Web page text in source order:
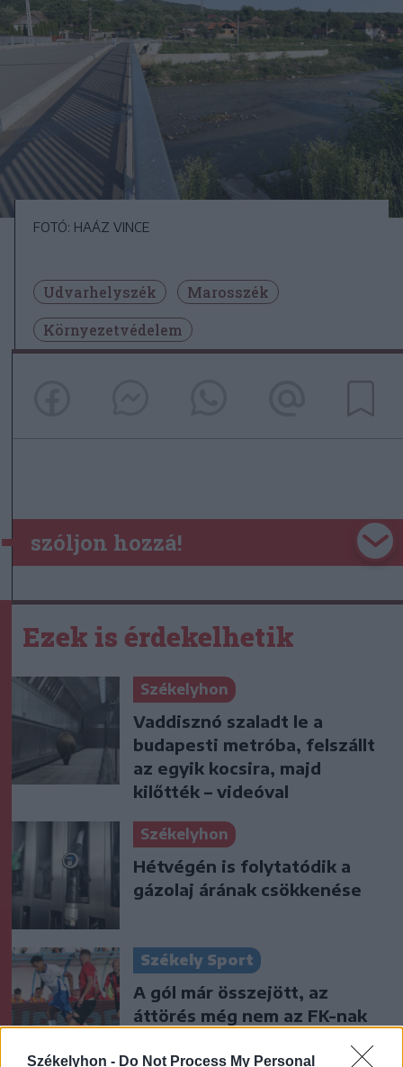
Székelyhon - Do Not Process My Personal
FOTÓ: HAÁZ VINCE
Udvarhelyszék
Marosszék
Környezetvédelem
szóljon hozzá!
Ezek is érdekelhetik
Székelyhon
Vaddisznó szaladt le a
budapesti metróba, felszállt
az egyik kocsira, majd
kilőtték – videóval
Székelyhon
Hétvégén is folytatódik a
gázolaj árának csökkenése
Székely Sport
A gól már összejött, az
áttörés még nem az FK-nak